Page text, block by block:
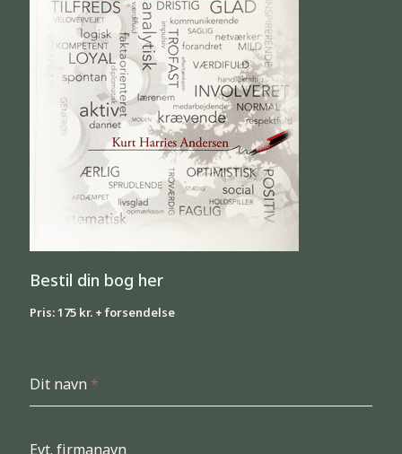
Bestil din bog her
Pris: 175 kr. + forsendelse
Dit navn *
Evt. firmanavn